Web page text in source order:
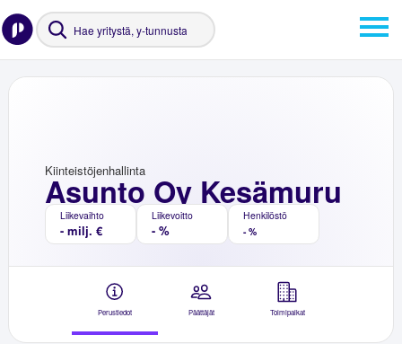
Asunto Oy Kesämuru
Kiinteistöjenhallinta
Liikevaihto
- milj. €
Liikevoitto
- %
Henkilöstö
- %
Perustiedot Päättäjät Toimipaikat